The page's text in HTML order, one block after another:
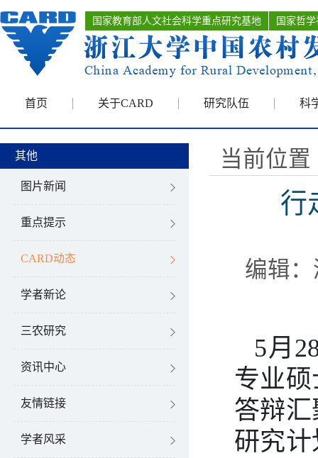
国家教育部人文社会科学重点研究基地 国家哲
首页 关于CARD 研究队伍 科
其他
图片新闻
重点提示
CARD动态
学者新论
三农研究
资讯中心
友情链接
学者风采
当前位置
行
编辑
5月
专业
答辩
研究